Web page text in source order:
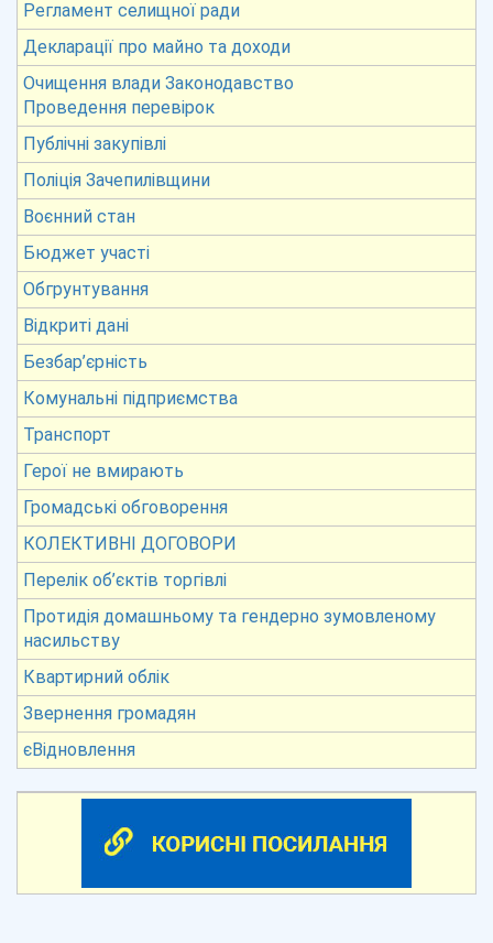
Регламент селищної ради
Декларації про майно та доходи
Очищення влади Законодавство
Проведення перевірок
Публічні закупівлі
Поліція Зачепилівщини
Воєнний стан
Бюджет участі
Обгрунтування
Відкриті дані
Безбар’єрність
Комунальні підприємства
Транспорт
Герої не вмирають
Громадські обговорення
КОЛЕКТИВНІ ДОГОВОРИ
Перелік об’єктів торгівлі
Протидія домашньому та гендерно зумовленому
насильству
Квартирний облік
Звернення громадян
єВідновлення